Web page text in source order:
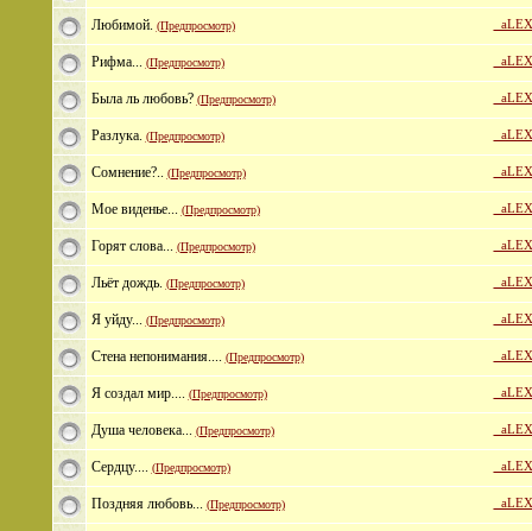
Любимой. (Предпросмотр)
Рифма... (Предпросмотр)
Была ль любовь? (Предпросмотр)
Разлука. (Предпросмотр)
Сомнение?.. (Предпросмотр)
Мое виденье... (Предпросмотр)
Горят слова... (Предпросмотр)
Льёт дождь. (Предпросмотр)
Я уйду... (Предпросмотр)
Стена непонимания.... (Предпросмотр)
Я создал мир.... (Предпросмотр)
Душа человека... (Предпросмотр)
Сердцу.... (Предпросмотр)
Поздняя любовь... (Предпросмотр)